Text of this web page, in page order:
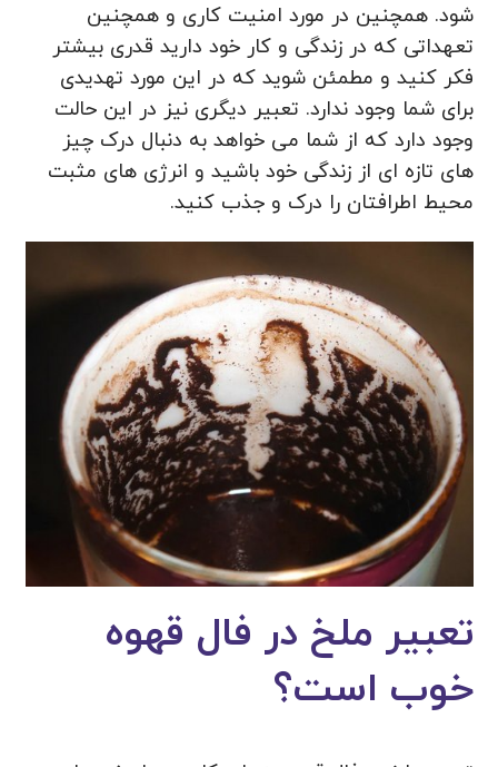
شود. همچنین در مورد امنیت کاری و همچنین
تعهداتی که در زندگی و کار خود دارید قدری بیشتر
فکر کنید و مطمئن شوید که در این مورد تهدیدی
برای شما وجود ندارد. تعبیر دیگری نیز در این حالت
وجود دارد که از شما می خواهد به دنبال درک چیز
های تازه ای از زندگی خود باشید و انرژی های مثبت
محیط اطرافتان را درک و جذب کنید.
تعبیر ملخ در فال قهوه
خوب است؟